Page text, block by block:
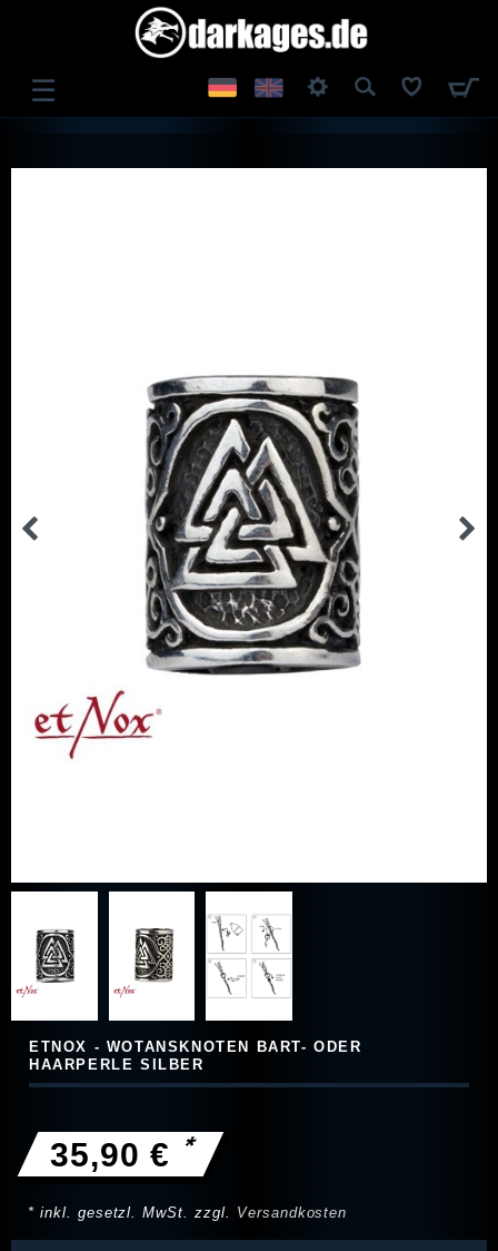
☰
ETNOX - WOTANSKNOTEN BART- ODER
HAARPERLE SILBER
35,90 € *
* inkl. gesetzl. MwSt. zzgl. Versandkosten